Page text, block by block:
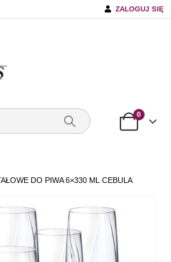
ZALOGUJ SIĘ
0
DO PIWA 6×330 ML CEBULA